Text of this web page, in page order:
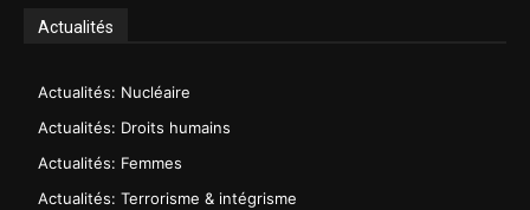
Actualités
Actualités: Nucléaire
Actualités: Droits humains
Actualités: Femmes
Actualités: Terrorisme & intégrisme